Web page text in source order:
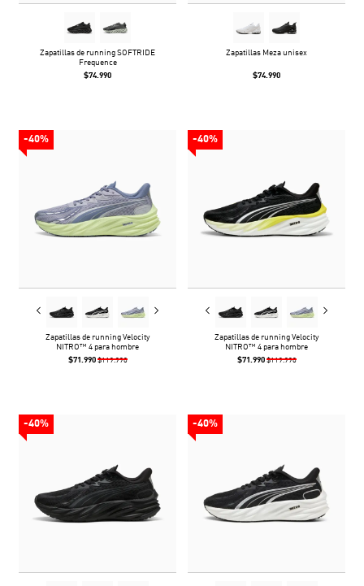
Zapatillas de running SOFTRIDE
Frequence
$74.990
Zapatillas Meza unisex
$74.990
-40%
Zapatillas de running Velocity
NITRO™ 4 para hombre
$71.990 $119.990
-40%
Zapatillas de running Velocity
NITRO™ 4 para hombre
$71.990 $119.990
-40% -40%